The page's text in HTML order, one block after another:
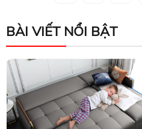
BÀI VIẾT NỔI BẬT